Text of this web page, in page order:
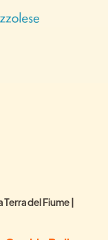
del Fiume |